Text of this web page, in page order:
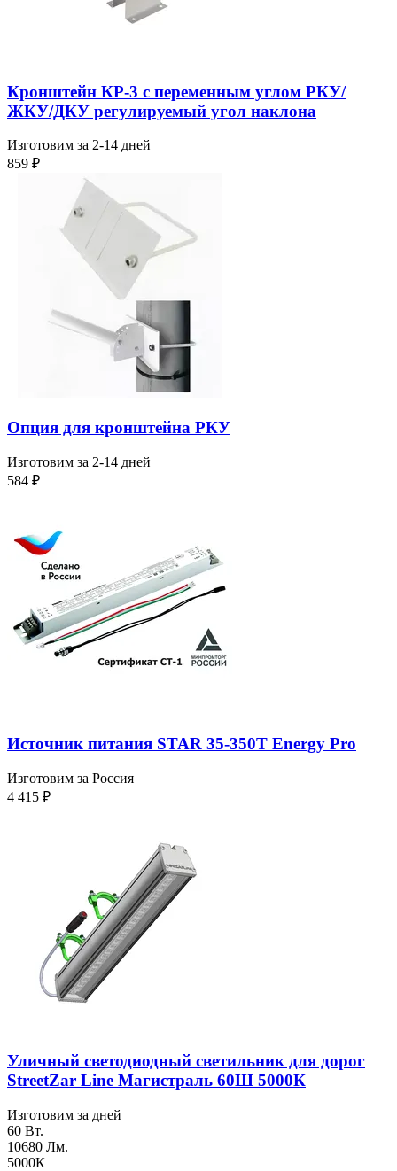
Кронштейн КР-3 с переменным углом РКУ/
ЖКУ/ДКУ регулируемый угол наклона
Изготовим за 2-14 дней
859 ₽
Опция для кронштейна РКУ
Изготовим за 2-14 дней
584 ₽
Источник питания STAR 35-350T Energy Pro
Изготовим за Россия
4 415 ₽
Уличный светодиодный светильник для дорог
StreetZar Line Магистраль 60Ш 5000К
Изготовим за дней
60 Вт.
10680 Лм.
5000К